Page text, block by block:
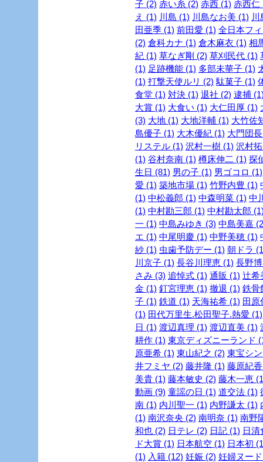
子 (2) 赤い糸 (2) 赤西 (1) 赤西仁
え (1) 川島 (1) 川島なお美 (1)
田亜季 (1) 前田愛 (1) 全日本フ
(2) 倉科カナ (1) 倉木麻衣 (1) 相
紀 (1) 草なぎ剛 (2) 草刈民代 (1)
(1) 足跡機能 (1) 多部未華子 (1)
(1) 打撃天使ルリ (2) 駄菓子 (1)
食堂 (1) 対決 (1) 退社 (2) 逮捕
大賞 (1) 大食い (1) 大仁田厚 (1)
(3) 大地 (1) 大地洋輔 (1) 大竹佐
島優子 (1) 大木優紀 (1) 大門団
リステル (1) 沢村一樹 (1) 沢村
(1) 谷村奈南 (1) 樽床伸二 (1) 探
生日 (81) 男の子 (1) 男ゴコロ (1)
愛 (1) 築地市場 (1) 竹野内豊 (1)
(1) 中松義郎 (1) 中森明菜 (1) 中
(1) 中村勘三郎 (1) 中村勘太郎
一 (1) 中島みゆき (3) 中島美嘉
エ (1) 中尾明慶 (1) 中野美穂 (1)
紗 (1) 虫歯予防デー (1) 朝ドラ
川京子 (1) 長谷川理恵 (1) 長野
さみ (3) 追悼式 (1) 通販 (1) 辻希
金 (1) 釘宮理恵 (1) 撤退 (1) 鉄骨
子 (1) 鉄道 (1) 天海祐希 (1) 田原
(1) 田代万里生.松田聖子.熱愛 (1)
日 (1) 渡辺真理 (1) 渡辺直美 (1)
耕作 (1) 東京ディズニーランド
原亜希 (1) 東山紀之 (2) 東宝シ
井フミヤ (2) 藤井隆 (1) 藤原紀
美貴 (1) 藤本敏史 (2) 藤木一恵
動画 (9) 童謡の日 (1) 道交法 (1)
南 (1) 内川聖一 (1) 内野謙太 (1)
(1) 南沢奈央 (2) 南明奈 (1) 南野
和也 (2) 日テレ (2) 日記 (1) 日清
ド大賞 (1) 日本航空 (1) 日本初
(1) 入籍 (12) 妊娠 (2) 妊婦ヌー